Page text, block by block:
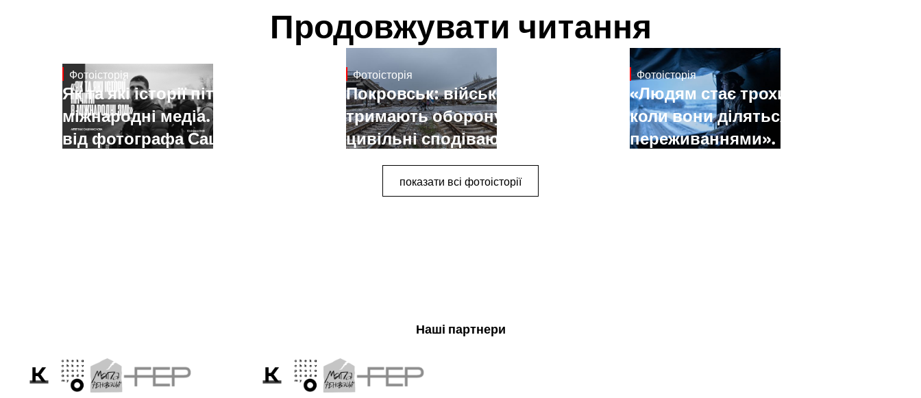
Продовжувати читання
Фотоісторія
Як та які історії пітчити у
міжнародні медіа. Поради
від фотографа Саші
Фотоісторія
Покровськ: військові
тримають оборону,
цивільні сподіваються на
мир. Фоторепортаж Антона
Фотоісторія
«Людям стає трохи легше,
коли вони діляться своїми
переживаннями». Каріна
показати всі фотоісторії
Наші партнери